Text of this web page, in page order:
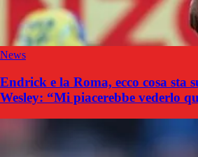
News
Endrick e la Roma, ecco cosa sta
Wesley: “Mi piacerebbe vederlo